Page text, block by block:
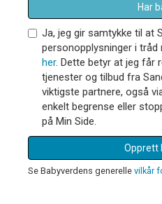
Har
Ja, jeg gir samtykke til at
personopplysninger i tråd
her. Dette betyr at jeg får
tjenester og tilbud fra
viktigste partnere, også
enkelt begrense eller
på Min Side.
Opprett
Se Babyverdens generelle vilkår